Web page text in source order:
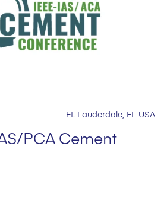
Ft. Lauderdale, FL USA
PCA Cement